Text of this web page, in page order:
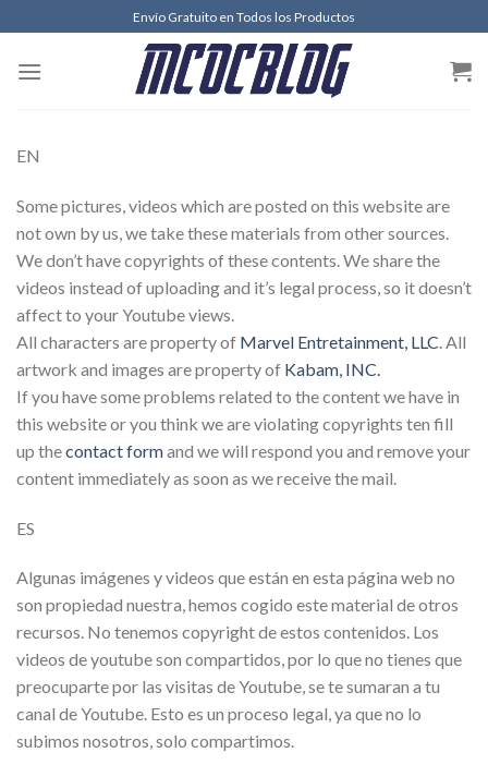
Envío Gratuito en Todos los Productos
EN
Some pictures, videos which are posted on this website are
not own by us, we take these materials from other sources.
We don’t have copyrights of these contents. We share the
videos instead of uploading and it’s legal process, so it doesn’t
affect to your Youtube views.
All characters are property of Marvel Entretainment, LLC . All
artwork and images are property of Kabam, INC.
If you have some problems related to the content we have in
this website or you think we are violating copyrights ten fill
up thecontact formand we will respond you and remove your
content immediately as soon as we receive the mail.
ES
Algunas imágenes y videos que están en esta página web no
son propiedad nuestra, hemos cogido este material de otros
recursos. No tenemos copyright de estos contenidos. Los
videos de youtube son compartidos, por lo que no tienes que
preocuparte por las visitas de Youtube, se te sumaran a tu
canal de Youtube. Esto es un proceso legal, ya que no lo
subimos nosotros, solo compartimos.